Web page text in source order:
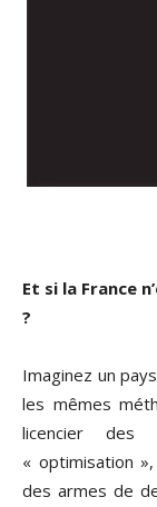
Et si la France
?
Imaginez un
les mêmes
licencier des
« optimisation
des armes de